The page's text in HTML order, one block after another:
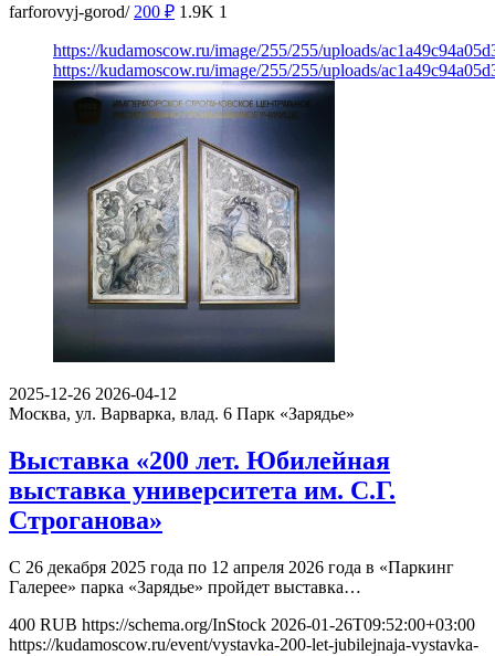
farforovyj-gorod/ 200 ₽ 1.9K 1
https://kudamoscow.ru/image/255/255/uploads/
https://kudamoscow.ru/image/255/255/uploads/
2025-12-26 2026-04-12
Москва, ул. Варварка, влад. 6 Парк «Зарядье»
Выставка «200 лет. Юбилейная
выставка университета им. С.Г.
Строганова»
С 26 декабря 2025 года по 12 апреля 2026 года в «Паркинг
Галерее» парка «Зарядье» пройдет выставка…
400 RUB https://schema.org/InStock 2026-01-26T09:52:00+03:00
https://kudamoscow.ru/event/vystavka-200-let-jubilejnaja-vystavka-